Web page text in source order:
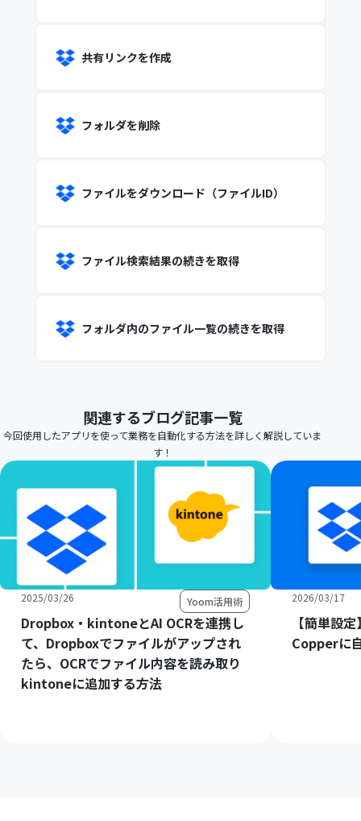
共有リンクを作成
フォルダを削除
ファイルをダウンロード（ファイルID）
ファイル検索結果の続きを取得
フォルダ内のファイル一覧の続きを取得
関連するブログ記事一覧
今回使用したアプリを使って業務を自動化する方法を詳しく解説していま
す！
2025/03/26 Yoom活用術
Dropbox・kintoneとAI OCRを連携し
て、Dropboxでファイルがアップされ
たら、OCRでファイル内容を読み取り
kintoneに追加する方法
2026/03/17
【簡単設
Copperに